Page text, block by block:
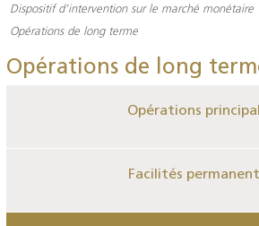
Dispositif d’intervention sur le marché monétaire
Opérations de long terme
Opérations de long
Opérations
Facilités